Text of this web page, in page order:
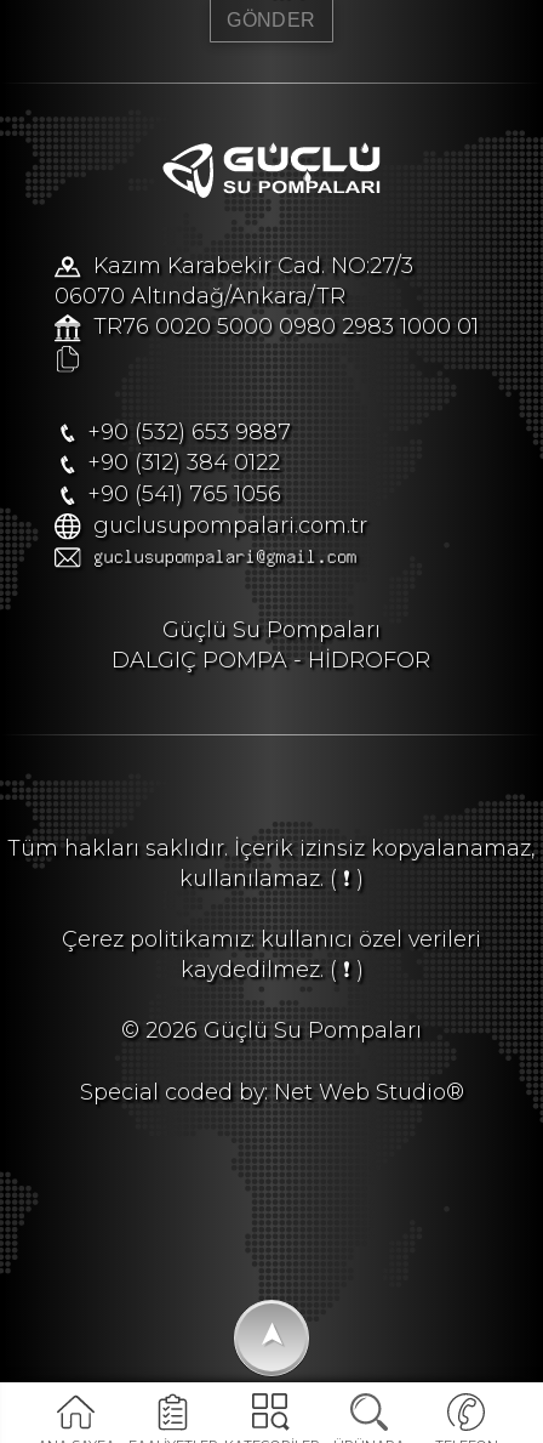
Kazım Karabekir Cad. NO:27/3
06070 Altındağ/Ankara/TR
TR76 0020 5000 0980 2983 1000 01
+90 (532) 653 9887
+90 (312) 384 0122
+90 (541) 765 1056
guclusupompalari.com.tr
Güçlü Su Pompaları
DALGIÇ POMPA - HİDROFOR
Tüm hakları saklıdır. İçerik izinsiz kopyalanamaz,
kullanılamaz. ( ❗ )
Çerez politikamız: kullanıcı özel verileri
kaydedilmez. ( ❗ )
© 2026 Güçlü Su Pompaları
Special coded by: Net Web Studio®
➤